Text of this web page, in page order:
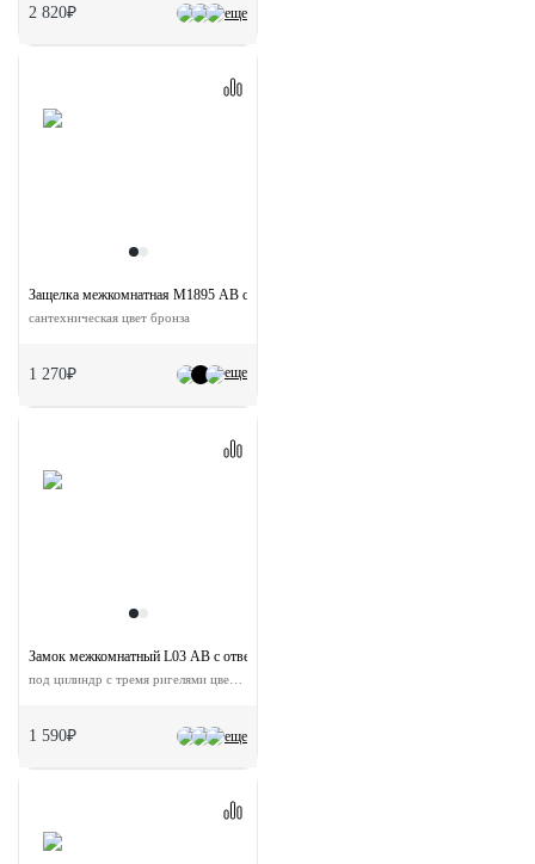
еще
2 820₽
еще
Защелка межкомнатная M1895 AB с ответной планкой
сантехническая цвет бронза
1 270₽
еще
Замок межкомнатный L03 AB с ответной планкой
1 590₽